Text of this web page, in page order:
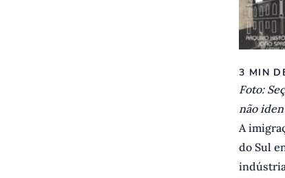
3 MIN
Foto:
não
A
do Sul